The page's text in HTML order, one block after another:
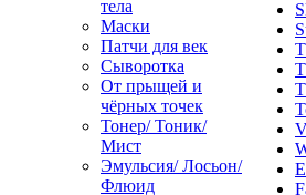
тела
Маски
Патчи для век
Сыворотка
От прыщей и
чёрных точек
Тонер/ Тоник/
Мист
Эмульсия/ Лосьон/
Флюид